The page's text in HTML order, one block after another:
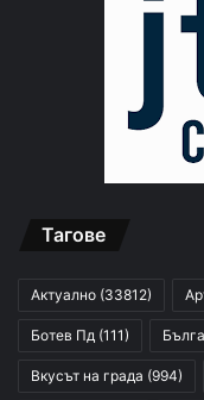
Тагове
Актуално (33812)
Ботев Пд (111)
Вкусът на града (994)